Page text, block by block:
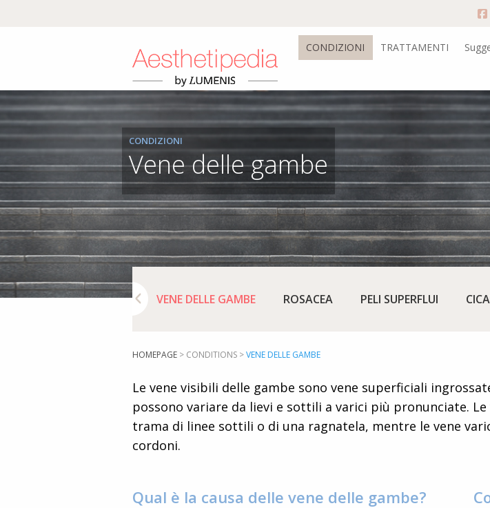
CONDIZIONI TRATTAMENTI
CONDIZIONI
Vene delle gambe
LENTIGGINI VENE DELLE GAMBE ROSACEA PELI SUPERFLUINext
HOMEPAGE > CONDITIONS >VENE DELLE GAMBE
Le vene visibili delle gambe sono vene superficiali
possono variare da lievi e sottili a varici più pronunciate.
trama di linee sottili o di una ragnatela, mentre le vene
cordoni.
Qual è la causa delle vene delle gambe?